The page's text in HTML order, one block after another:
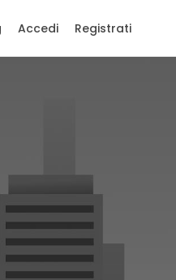
Accedi Registrati